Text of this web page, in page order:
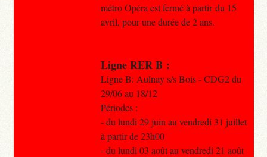
métro Opéra est fermé à partir du 15
avril, pour une durée de 2 ans.
Ligne RER B :
Ligne B: Aulnay s/s Bois - CDG2 du
29/06 au 18/12
Périodes :
- du lundi 29 juin au vendredi 31 juillet
à partir de 23h00
- du lundi 03 août au vendredi 21 août